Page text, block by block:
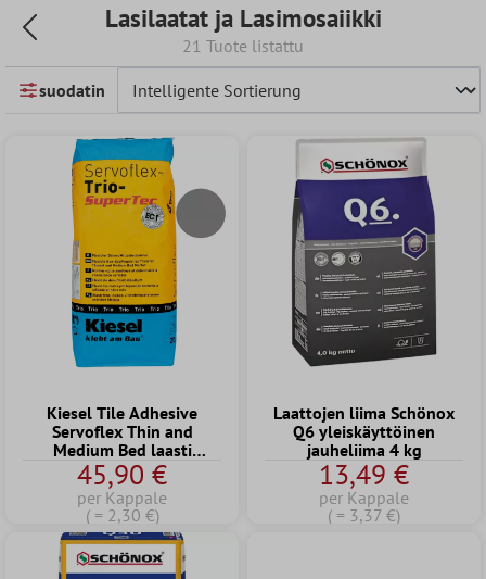
Lasilaatat ja Lasimosaiikki
21 Tuote listattu
suodatin
Kiesel Tile Adhesive
Servoflex Thin and
Medium Bed laasti
harmaa 20kg
45,90 €
per Kappale
( = 2,30 €)
Laattojen liima Schönox
Q6 yleiskäyttöinen
jauheliima 4 kg
13,49 €
per Kappale
( = 3,37 €)